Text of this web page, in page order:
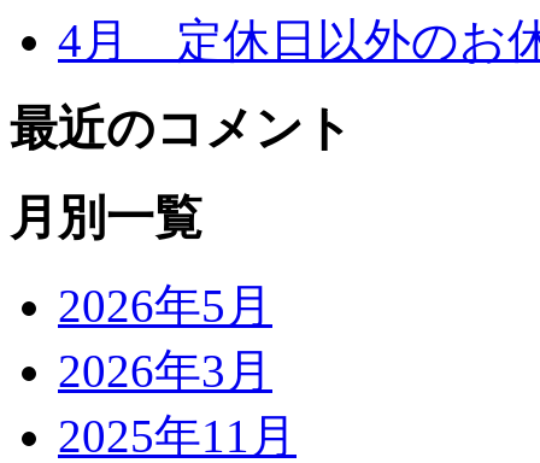
4月 定休日以外のお
最近のコメント
月別一覧
2026年5月
2026年3月
2025年11月